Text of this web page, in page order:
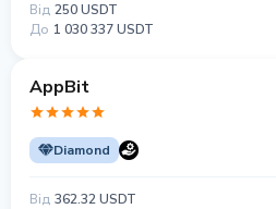
Від 250 USDT
До 1 030 337 USDT
AppBit
Diamond
Від 362.32 USDT